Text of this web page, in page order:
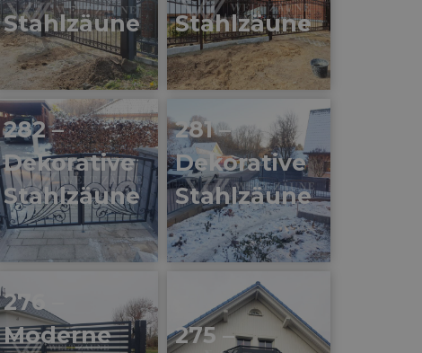
Stahlzäune
Stahlzäune
282 –
Dekorative
Stahlzäune
281 –
Dekorative
Stahlzäune
276 –
Moderne
275 –